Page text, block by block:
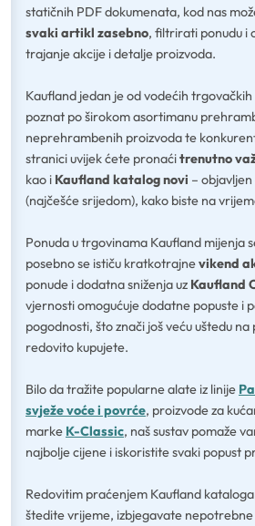
statičnih PDF dokumenata, kod nas
svaki artikl zasebno, filtrirati ponudu i
trajanje akcije i detalje proizvoda.
Kaufland jedan je od vodećih
poznat po širokom asortimanu
neprehrambenih proizvoda te
stranici uvijek ćete pronaćitrenutno
kao i Kaufland katalog novi –
(najčešće srijedom), kako biste na
Ponuda u trgovinama Kaufland mijenja
posebno se ističu kratkotrajnevikend
ponude i dodatna sniženja uz Kaufland
vjernosti omogućuje dodatne popuste i
pogodnosti, što znači još veću uštedu
redovito kupujete.
Bilo da tražite popularne alate iz linije
svježe voće i povrće, proizvode za
marke K-Classic, naš sustav pomaže
najbolje cijene i iskoristite svaki popust
Redovitim praćenjem Kaufland
štedite vrijeme, izbjegavate